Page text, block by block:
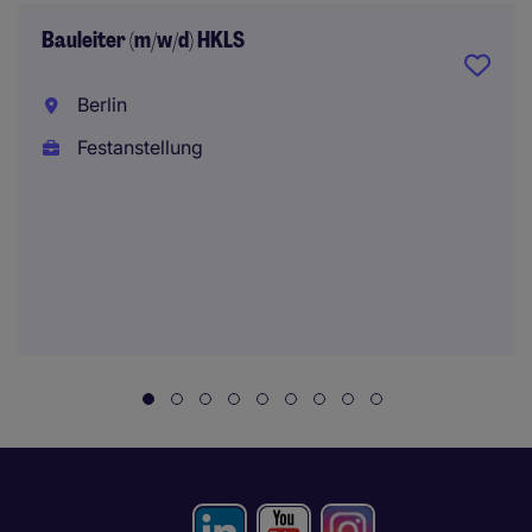
Bauleiter (m/w/d) HKLS
Berlin
Festanstellung